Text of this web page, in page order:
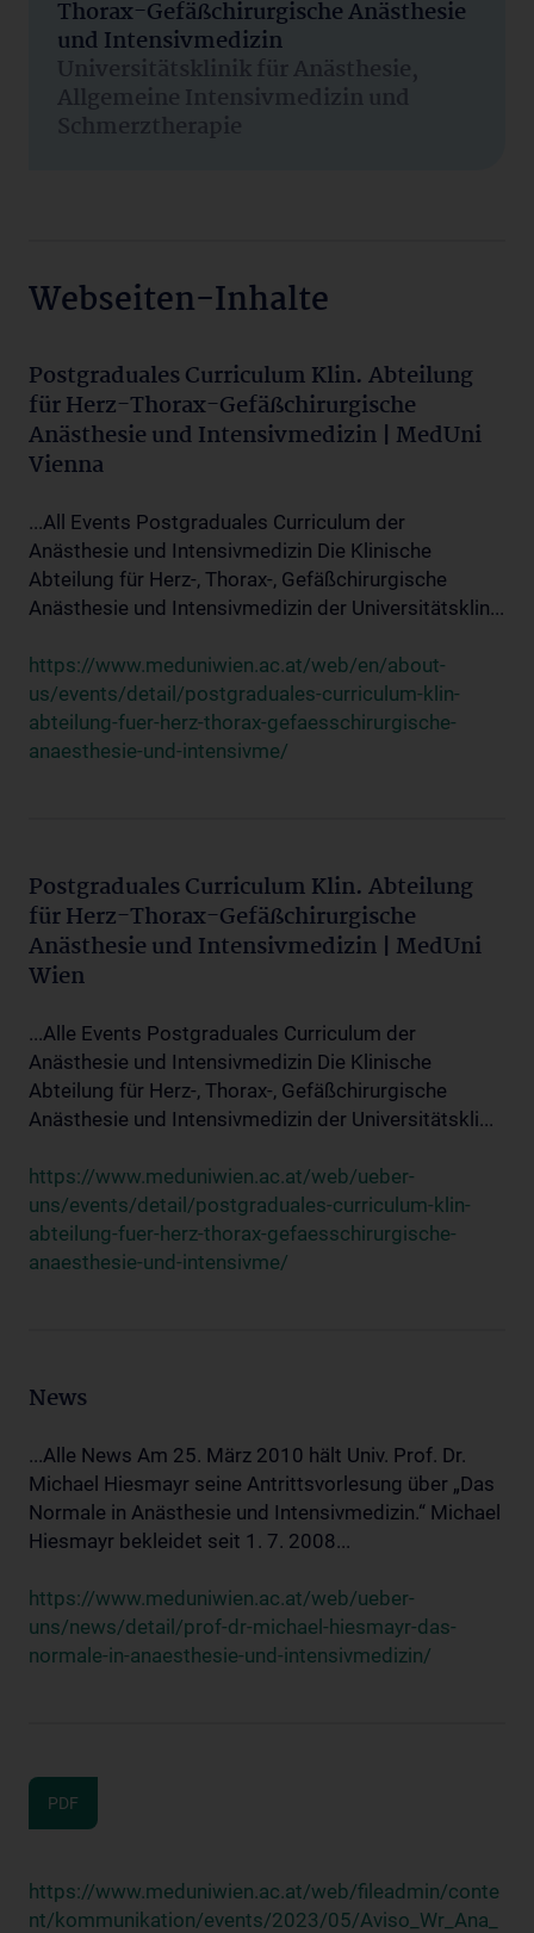
Thorax-Gefäßchirurgische Anästhesie
und Intensivmedizin
Universitätsklinik für Anästhesie,
Allgemeine Intensivmedizin und
Schmerztherapie
Webseiten-Inhalte
Postgraduales Curriculum Klin. Abteilung
für Herz-Thorax-Gefäßchirurgische
Anästhesie und Intensivmedizin | MedUni
Vienna
...All Events Postgraduales Curriculum der
Anästhesie und Intensivmedizin Die Klinische
Abteilung für Herz-, Thorax-, Gefäßchirurgische
Anästhesie und Intensivmedizin der Universitätsklin...
https://www.meduniwien.ac.at/web/en/about-
us/events/detail/postgraduales-curriculum-klin-
abteilung-fuer-herz-thorax-gefaesschirurgische-
anaesthesie-und-intensivme/
Postgraduales Curriculum Klin. Abteilung
für Herz-Thorax-Gefäßchirurgische
Anästhesie und Intensivmedizin | MedUni
Wien
...Alle Events Postgraduales Curriculum der
Anästhesie und Intensivmedizin Die Klinische
Abteilung für Herz-, Thorax-, Gefäßchirurgische
Anästhesie und Intensivmedizin der Universitätskli...
https://www.meduniwien.ac.at/web/ueber-
uns/events/detail/postgraduales-curriculum-klin-
abteilung-fuer-herz-thorax-gefaesschirurgische-
anaesthesie-und-intensivme/
News
...Alle News Am 25. März 2010 hält Univ. Prof. Dr.
Michael Hiesmayr seine Antrittsvorlesung über „Das
Normale in Anästhesie und Intensivmedizin.“ Michael
Hiesmayr bekleidet seit 1. 7. 2008...
https://www.meduniwien.ac.at/web/ueber-
uns/news/detail/prof-dr-michael-hiesmayr-das-
normale-in-anaesthesie-und-intensivmedizin/
PDF
https://www.meduniwien.ac.at/web/fileadmin/conte
nt/kommunikation/events/2023/05/Aviso_Wr_Ana_